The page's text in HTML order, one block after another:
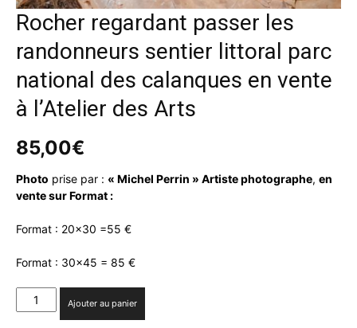
Rocher regardant passer les
randonneurs sentier littoral parc
national des calanques en vente
à l’Atelier des Arts
85,00€
Photo prise par : « Michel Perrin » Artiste photographe, en
vente sur Format :
Format : 20×30 =55 €
Format : 30×45 = 85 €
quantité
de
Ajouter au panier